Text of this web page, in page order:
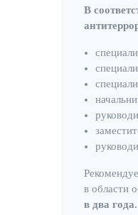
В
в области
в два года.